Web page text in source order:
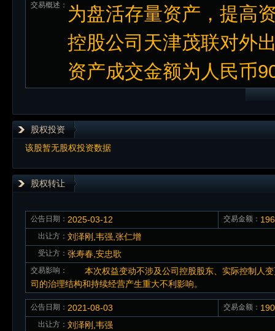
交易概述： 为盘活存量资产，提高
控股公司天津茂联对外
资产成交金额为人民币
股权投资
该股暂无股权投资数据
股权转让
公告日期： 2025-03-12 交易金额：
出让方： 刘泽刚,韦强,张仁增
受让方： 张寿春,安忠歌
交易影响：
本次权益变动不涉及公司控股股东、实际控制人变
司的治理结构和持续经营产生重大不利影响。
公告日期： 2021-08-03 交易金额：
出让方： 刘泽刚,韦强